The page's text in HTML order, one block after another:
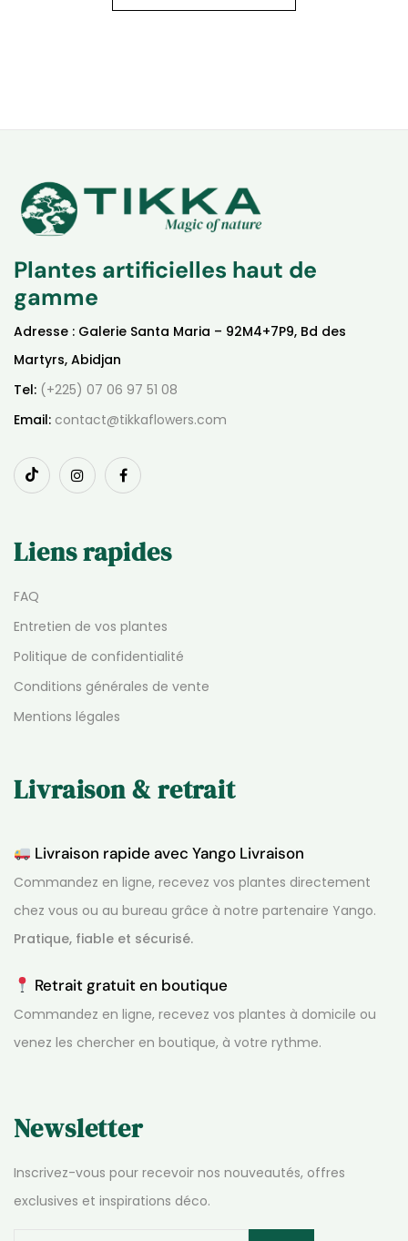
Plantes artificielles haut de
gamme
Adresse : Galerie Santa Maria – 92M4+7P9, Bd des
Martyrs, Abidjan
Tel: (+225) 07 06 97 51 08
Email: contact@tikkaflowers.com
Liens rapides
FAQ
Entretien de vos plantes
Politique de confidentialité
Conditions générales de vente
Mentions légales
Livraison & retrait
Livraison rapide avec Yango Livraison
Commandez en ligne, recevez vos plantes directement
chez vous ou au bureau grâce à notre partenaire Yango.
Pratique, fiable et sécurisé.
Retrait gratuit en boutique
Commandez en ligne, recevez vos plantes à domicile ou
venez les chercher en boutique, à votre rythme.
Newsletter
Inscrivez-vous pour recevoir nos nouveautés, offres
exclusives et inspirations déco.